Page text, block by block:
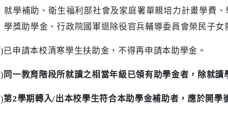
就學補助、衛生福利部社會及家庭署單親培力計畫學費
學獎助學金、行政院國軍退除役官兵輔導委員會榮民子女
)已申請本校清寒學生扶助金，不得再申請本助學金。
) 同一教育階段所就讀之相當年級已領有助學金者，除就
)第2學期轉入/出本校學生符合本助學金補助者，應於開學